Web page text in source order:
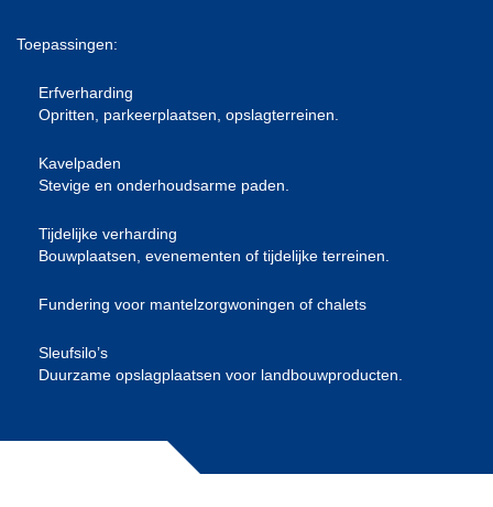
Toepassingen:
Erfverharding
Opritten, parkeerplaatsen, opslagterreinen.
Kavelpaden
Stevige en onderhoudsarme paden.
Tijdelijke verharding
Bouwplaatsen, evenementen of tijdelijke terreinen.
Fundering voor mantelzorgwoningen of chalets
Sleufsilo’s
Duurzame opslagplaatsen voor landbouwproducten.